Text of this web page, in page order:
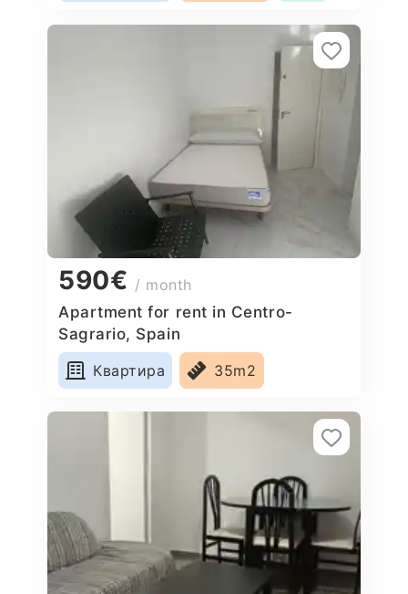
590€ / month
Apartment for rent in Centro-
Sagrario, Spain
Квартира
35m2